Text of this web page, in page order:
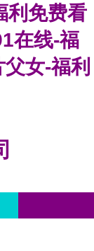
利免费看
在线-福
女-福利